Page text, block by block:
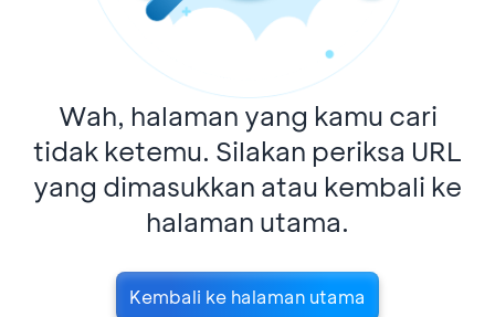
Wah, halaman yang kamu cari
tidak ketemu. Silakan periksa URL
yang dimasukkan atau kembali ke
halaman utama.
Kembali ke halaman utama